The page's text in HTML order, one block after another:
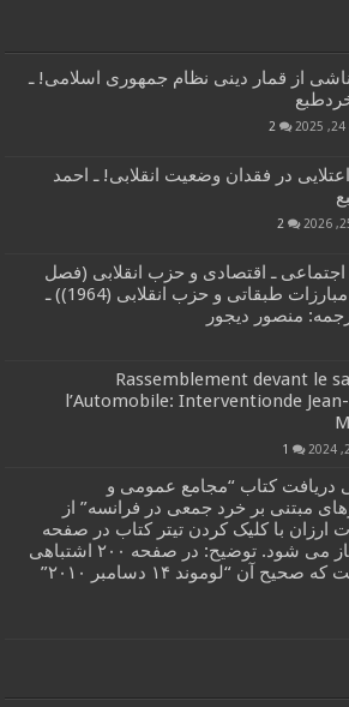
از قمار دینی نظام جمهوری اسلامی! ـ
2
در فقدان وضعیت انقلابی! ـ احمد
2
ـ اقتصادی و حزب انقلابی (فصل
نخست از کتاب مبارزات طبقاتی و حزب انقلابی (1964)) ـ
منصور دیجور
Rassemblement devant le
l’Automobile: Interventionde
1
دریافت کتاب “مجامع عمومی و
مبتنی بر خرد جمعی در فرانسه” از
ارزان با کلیک کردن تیتر کتاب در صفحه
ای که باز می شود. توضیح: در صفحه ۲۰۰ اشتباهی
در رفرانس ۳۴ موجود است که صحیح آن “لوموند ۱۴ دسامبر ۲۰۱۰”